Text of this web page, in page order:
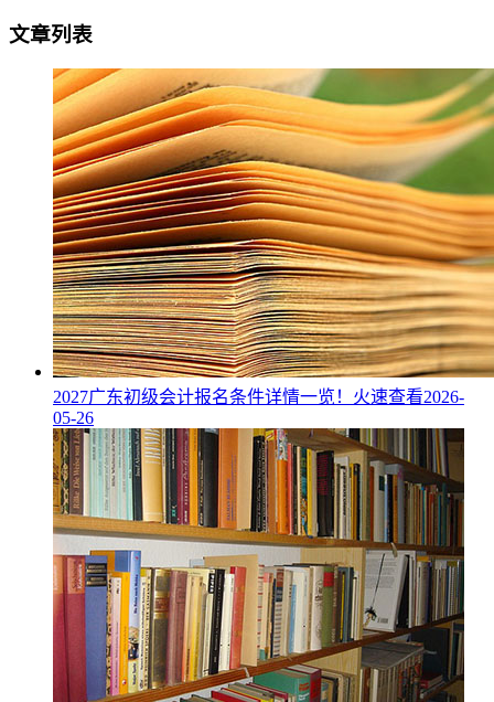
文章列表
2027广东初级会计报名条件详情一览！火速查看2026-
05-26